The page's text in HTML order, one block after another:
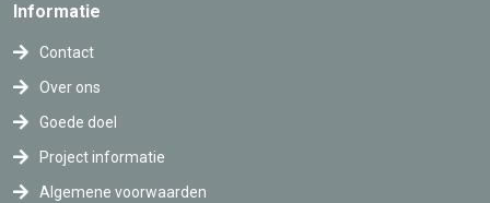
Informatie
Contact
Over ons
Goede doel
Project informatie
Algemene voorwaarden